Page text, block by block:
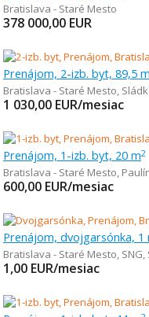
Bratislava - Staré Mesto
378 000,00 EUR
Prenájom, 2-izb. byt, 89,5 m
Bratislava - Staré Mesto,
1 030,00 EUR/mesiac
Prenájom, 1-izb. byt, 20 m2
Bratislava - Staré Mesto,
600,00 EUR/mesiac
Prenájom, dvojgarsónka, 1
Bratislava - Staré Mesto, SNG,
1,00 EUR/mesiac